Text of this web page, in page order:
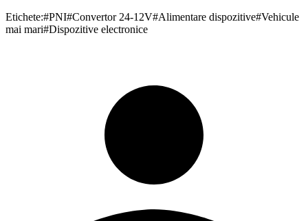
Etichete:#PNI#Convertor 24-12V#Alimentare dispozitive#Vehicule
mai mari#Dispozitive electronice